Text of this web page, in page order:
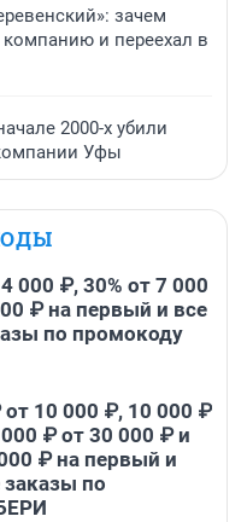
зачем
и переехал в
2000-х убили
Уфы
000 ₽, 30% от 7 000
₽ на первый и все
по промокоду
10 000 ₽, 10 000 ₽
₽ от 30 000 ₽ и
₽ на первый и
по